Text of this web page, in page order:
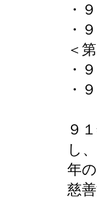
・
・
＜
・
・
９
し
年
慈